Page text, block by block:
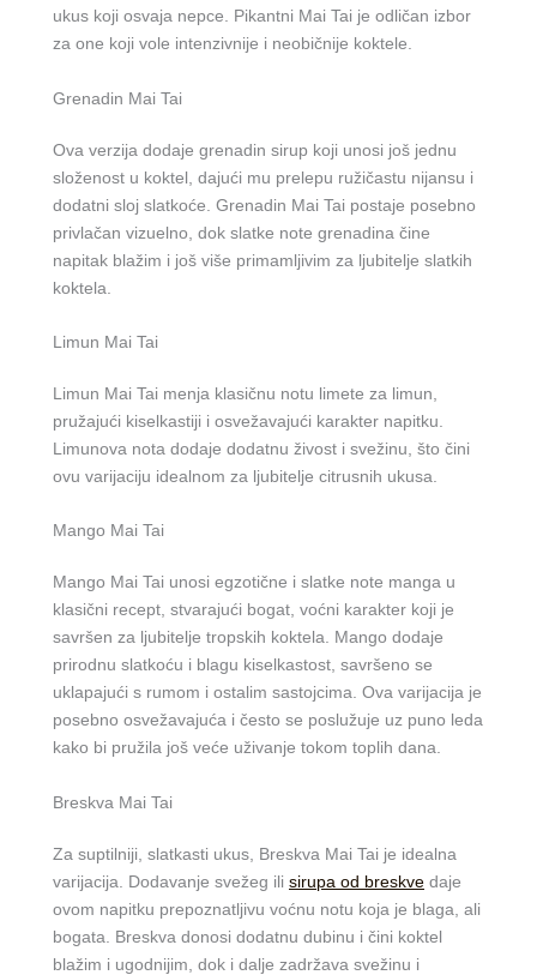
ukus koji osvaja nepce. Pikantni Mai Tai je odličan izbor
za one koji vole intenzivnije i neobičnije koktele.
Grenadin Mai Tai
Ova verzija dodaje grenadin sirup koji unosi još jednu
složenost u koktel, dajući mu prelepu ružičastu nijansu i
dodatni sloj slatkoće. Grenadin Mai Tai postaje posebno
privlačan vizuelno, dok slatke note grenadina čine
napitak blažim i još više primamljivim za ljubitelje slatkih
koktela.
Limun Mai Tai
Limun Mai Tai menja klasičnu notu limete za limun,
pružajući kiselkastiji i osvežavajući karakter napitku.
Limunova nota dodaje dodatnu živost i svežinu, što čini
ovu varijaciju idealnom za ljubitelje citrusnih ukusa.
Mango Mai Tai
Mango Mai Tai unosi egzotične i slatke note manga u
klasični recept, stvarajući bogat, voćni karakter koji je
savršen za ljubitelje tropskih koktela. Mango dodaje
prirodnu slatkoću i blagu kiselkastost, savršeno se
uklapajući s rumom i ostalim sastojcima. Ova varijacija je
posebno osvežavajuća i često se poslužuje uz puno leda
kako bi pružila još veće uživanje tokom toplih dana.
Breskva Mai Tai
Za suptilniji, slatkasti ukus, Breskva Mai Tai je idealna
varijacija. Dodavanje svežeg ili sirupa od breskve daje
ovom napitku prepoznatljivu voćnu notu koja je blaga, ali
bogata. Breskva donosi dodatnu dubinu i čini koktel
blažim i ugodnijim, dok i dalje zadržava svežinu i